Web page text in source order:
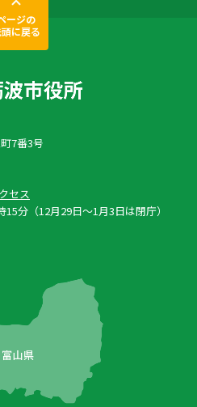
ージの
に戻る
7番3号
セス
分（12月29日〜1月3日は閉庁）